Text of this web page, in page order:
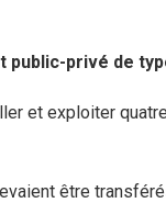
privé de
et exploiter
être